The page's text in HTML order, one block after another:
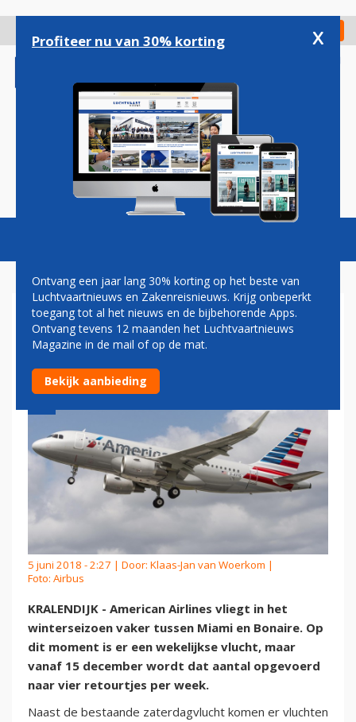
gaan
Check in
Magazine Podcasts Vacatures
AMERICAN AIRLINES VAKER
VAN MIAMI NAAR BONAIRE
5 juni 2018 - 2:27 | Door: Klaas-Jan van Woerkom |
Foto: Airbus
KRALENDIJK - American Airlines vliegt in het
winterseizoen vaker tussen Miami en Bonaire. Op
dit moment is er een wekelijkse vlucht, maar
vanaf 15 december wordt dat aantal opgevoerd
naar vier retourtjes per week.
Naast de bestaande zaterdagvlucht komen er vluchten
Profiteer nu van 30% korting x
Ontvang een jaar lang 30% korting op het beste van
Luchtvaartnieuws en Zakenreisnieuws. Krijg onbeperkt
toegang tot al het nieuws en de bijbehorende Apps.
Ontvang tevens 12 maanden het Luchtvaartnieuws
Magazine in de mail of op de mat.
Bekijk aanbieding